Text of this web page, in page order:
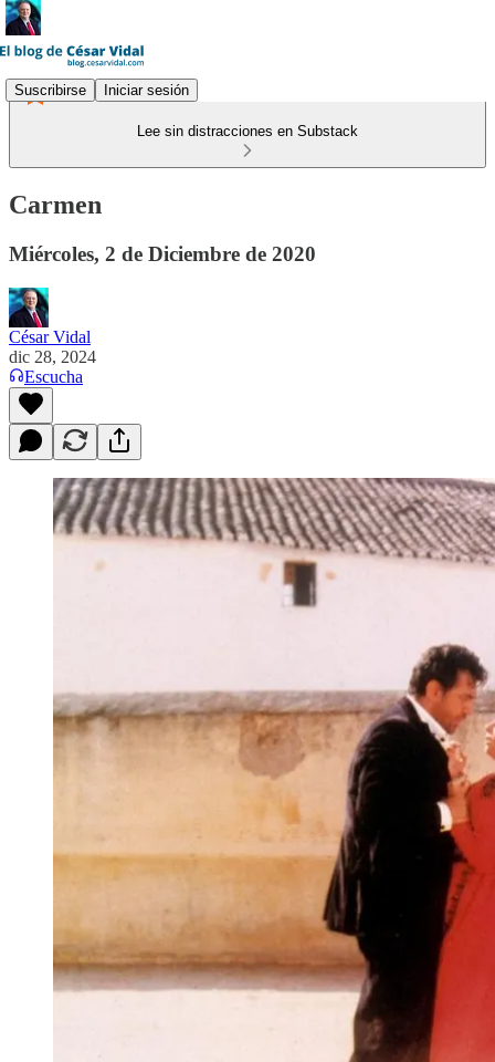
Suscribirse Iniciar sesión
Lee sin distracciones en Substack
Carmen
Miércoles, 2 de Diciembre de 2020
César Vidal
dic 28, 2024
Escucha